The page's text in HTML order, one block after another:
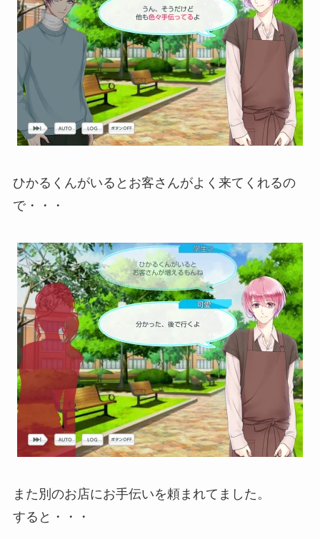
ひかるくんがいるとお客さんがよく来てくれるの
で・・・
また別のお店にお手伝いを頼まれてました。
すると・・・